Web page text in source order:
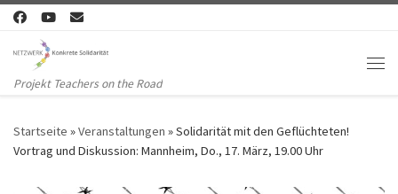
Zum Inhalt springen
Projekt Teachers on the Road
Startseite »Veranstaltungen »Solidarität mit den Geflüchteten!
Vortrag und Diskussion: Mannheim, Do., 17. März, 19.00 Uhr